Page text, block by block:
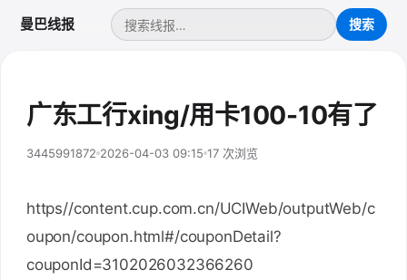
曼巴线报
广东工行xing/用卡100-10有了
3445991872 2026-04-03 09:15 17 次浏览
https//content.cup.com.cn/UCIWeb/outputWeb/c
oupon/coupon.html#/couponDetail?
couponId=3102026032366260